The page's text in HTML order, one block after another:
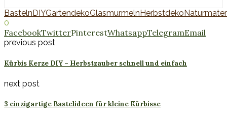
Basteln DIYGartendekoGlasmurmeln Herbstdeko
0
FacebookTwitterPinterestWhatsappTelegramEmail
previous post
Kürbis Kerze DIY – Herbstzauber schnell und einfach
next post
3 einzigartige Bastelideen für kleine Kürbisse